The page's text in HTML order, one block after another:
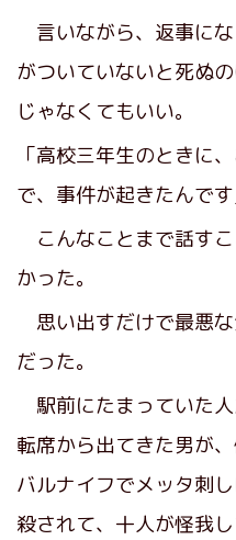
言いながら、返事に
がついていないと死ぬ
じゃなくてもいい。
「高校三年生のときに
で、事件が起きたんです
こんなことまで話す
かった。
思い出すだけで最悪
だった。
駅前にたまっていた
転席から出てきた男が
バルナイフでメッタ刺
殺されて、十人が怪我